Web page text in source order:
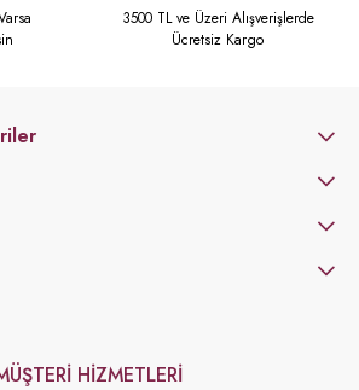
3500 TL ve Üzeri Alışverişlerde
Ücretsiz Kargo
HİZMETLERİ